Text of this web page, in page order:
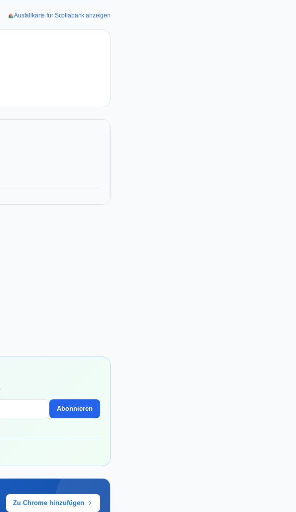
Ausfallkarte für Scotiabank anzeigen
Abonnieren
Zu Chrome hinzufügen